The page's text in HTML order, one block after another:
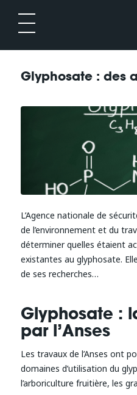
Glyphosate : des
L’Agence nationale de
de l’environnement et du
déterminer quelles étaient
existantes au glyphosate.
de ses recherches…
Glyphosate :
par l’Anses
Les travaux de l’Anses ont
domaines d’utilisation du
l’arboriculture fruitière, les